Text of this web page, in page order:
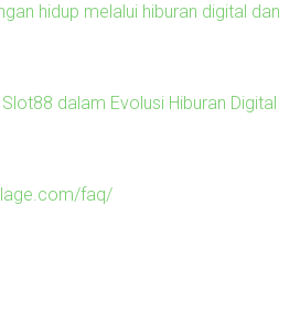
hidup melalui hiburan digital dan
dalam Evolusi Hiburan Digital
faq/